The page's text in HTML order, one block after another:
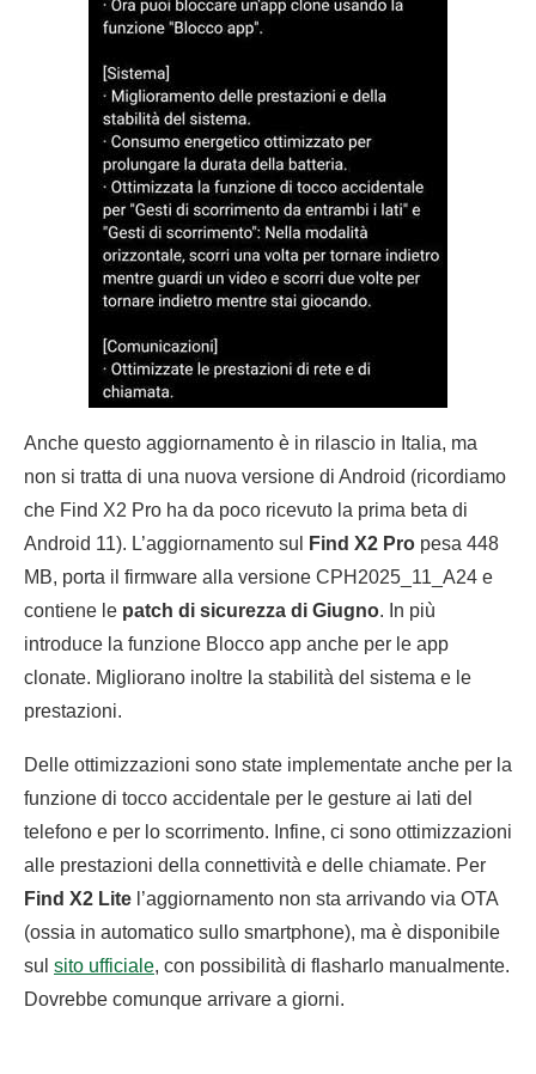
Anche questo aggiornamento è in rilascio in Italia, ma
non si tratta di una nuova versione di Android (ricordiamo
che Find X2 Pro ha da poco ricevuto la prima beta di
Android 11). L’aggiornamento sul
Find X2 Pro pesa 448
MB, porta il firmware alla versione CPH2025_11_A24 e
contiene le patch di sicurezza di Giugno. In più
introduce la funzione Blocco app anche per le app
clonate. Migliorano inoltre la stabilità del sistema e le
prestazioni.
Delle ottimizzazioni sono state implementate anche per la
funzione di tocco accidentale per le gesture ai lati del
telefono e per lo scorrimento. Infine, ci sono ottimizzazioni
alle prestazioni della connettività e delle chiamate. Per
Find X2 Lite l’aggiornamento non sta arrivando via OTA
(ossia in automatico sullo smartphone), ma è disponibile
sul sito ufficiale, con possibilità di flasharlo manualmente.
Dovrebbe comunque arrivare a giorni.